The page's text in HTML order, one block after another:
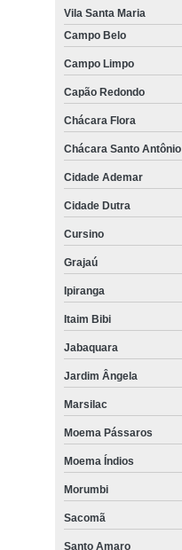
Vila Santa Maria
Campo Belo
Campo Limpo
Capão Redondo
Chácara Flora
Chácara Santo Antônio
Cidade Ademar
Cidade Dutra
Cursino
Grajaú
Ipiranga
Itaim Bibi
Jabaquara
Jardim Ângela
Marsilac
Moema Pássaros
Moema Índios
Morumbi
Sacomã
Santo Amaro